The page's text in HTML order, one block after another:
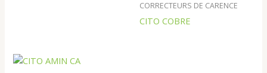
CORRECTEURS DE CARENCE
CITO COBRE